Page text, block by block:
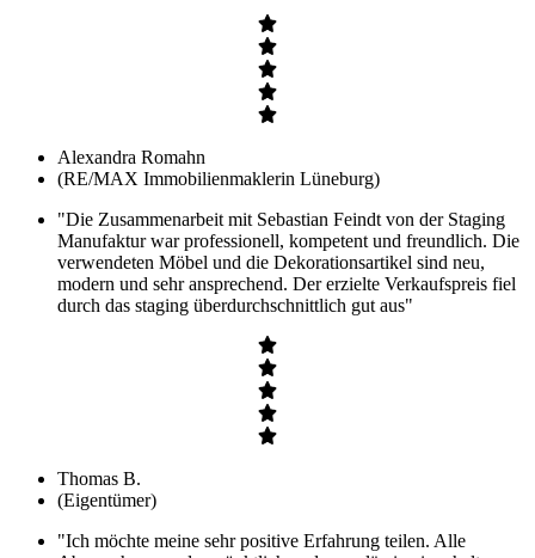
Alexandra Romahn
(RE/MAX Immobilienmaklerin Lüneburg)
"Die Zusammenarbeit mit Sebastian Feindt von der Staging
Manufaktur war professionell, kompetent und freundlich. Die
verwendeten Möbel und die Dekorationsartikel sind neu,
modern und sehr ansprechend. Der erzielte Verkaufspreis fiel
durch das staging überdurchschnittlich gut aus"
Thomas B.
(Eigentümer)
"Ich möchte meine sehr positive Erfahrung teilen. Alle